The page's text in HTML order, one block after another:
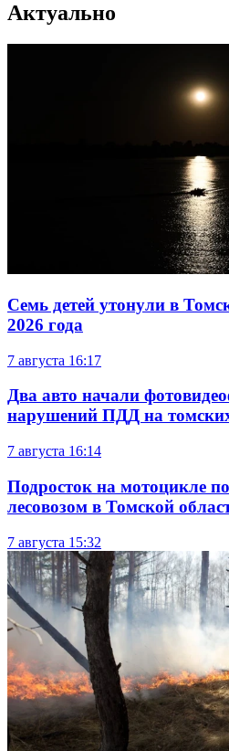
Актуально
Семь детей утонули в
2026 года
7 августа 16:17
Два авто начали
нарушений ПДД на
7 августа 16:14
Подросток на мотоцикле
лесовозом в Томской
7 августа 15:32